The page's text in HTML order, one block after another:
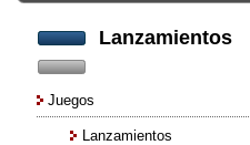
Lanzamientos
Juegos
Lanzamientos